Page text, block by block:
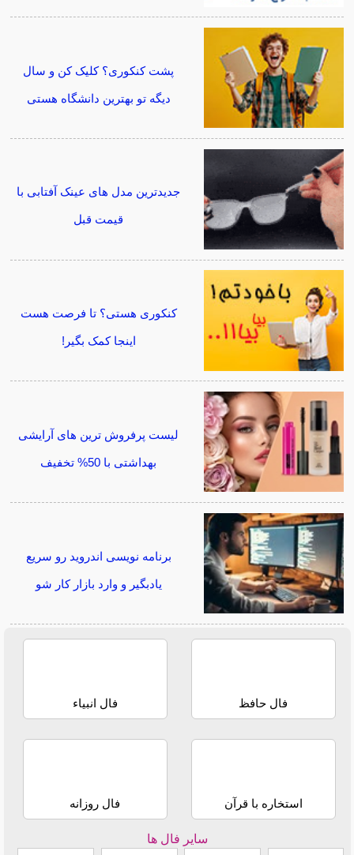
پشت کنکوری؟ کلیک کن و سال
دیگه تو بهترین دانشگاه هستی
جدیدترین مدل های عینک آفتابی با
قیمت قبل
کنکوری هستی؟ تا فرصت هست
اینجا کمک بگیر!
لیست پرفروش ترین های آرایشی
بهداشتی با 50% تخفیف
برنامه نویسی اندروید رو سریع
یادبگیر و وارد بازار کار شو
فال حافظ فال انبیاء
استخاره با قرآن فال روزانه
سایر فال ها